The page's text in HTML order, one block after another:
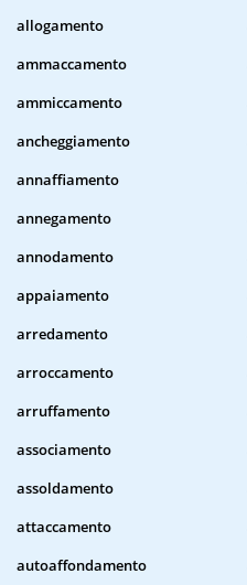
allogamento
ammaccamento
ammiccamento
ancheggiamento
annaffiamento
annegamento
annodamento
appaiamento
arredamento
arroccamento
arruffamento
associamento
assoldamento
attaccamento
autoaffondamento